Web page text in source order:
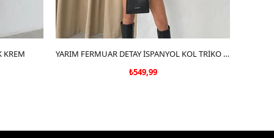
KREM
SEPETE EKLE
YARIM FERMUAR DETAY İSPANYOL KOL TRİKO SİYAH
₺549,99